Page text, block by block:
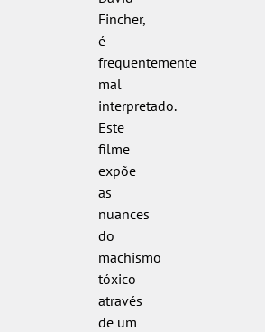
Fincher,
é
frequentemente
mal
interpretado.
Este
filme
expõe
as
nuances
do
machismo
tóxico
através
de um